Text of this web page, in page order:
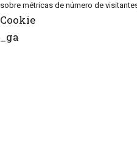
sobre métricas de número de
Cookie
_ga